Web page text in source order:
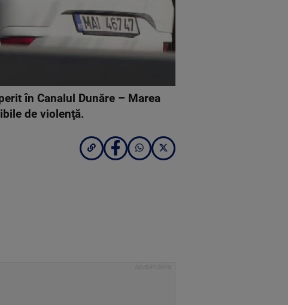
în Canalul Dunăre – Marea
de violenţă.